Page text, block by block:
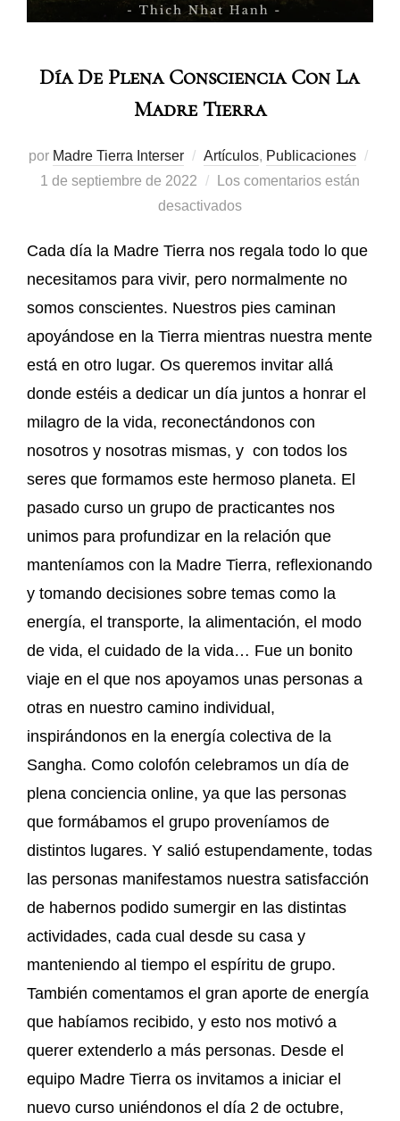
Día De Plena Consciencia Con La
Madre Tierra
por Madre Tierra Interser Artículos, Publicaciones
1 de septiembre de 2022
Los comentarios están
desactivados
Cada día la Madre Tierra nos regala todo lo que
necesitamos para vivir, pero normalmente no
somos conscientes. Nuestros pies caminan
apoyándose en la Tierra mientras nuestra mente
está en otro lugar. Os queremos invitar allá
donde estéis a dedicar un día juntos a honrar el
milagro de la vida, reconectándonos con
nosotros y nosotras mismas, y con todos los
seres que formamos este hermoso planeta. El
pasado curso un grupo de practicantes nos
unimos para profundizar en la relación que
manteníamos con la Madre Tierra, reflexionando
y tomando decisiones sobre temas como la
energía, el transporte, la alimentación, el modo
de vida, el cuidado de la vida… Fue un bonito
viaje en el que nos apoyamos unas personas a
otras en nuestro camino individual,
inspirándonos en la energía colectiva de la
Sangha. Como colofón celebramos un día de
plena conciencia online, ya que las personas
que formábamos el grupo proveníamos de
distintos lugares. Y salió estupendamente, todas
las personas manifestamos nuestra satisfacción
de habernos podido sumergir en las distintas
actividades, cada cual desde su casa y
manteniendo al tiempo el espíritu de grupo.
También comentamos el gran aporte de energía
que habíamos recibido, y esto nos motivó a
querer extenderlo a más personas. Desde el
equipo Madre Tierra os invitamos a iniciar el
nuevo curso uniéndonos el día 2 de octubre,